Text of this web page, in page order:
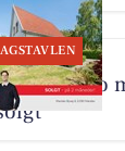
Munkebo